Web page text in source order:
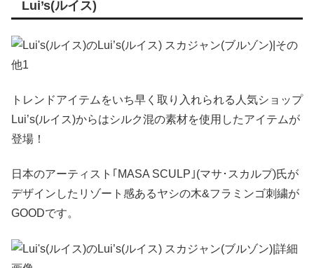
Lui’s(ルイス)
トレンドアイテムをいち早く取り入れられる人気ショップ
Lui’s(ルイス)からはシルク混の素材を使用したアイテムが
登場！
日本のアーティスト｢MASA SCULP｣(マサ･スカルプ)氏が
デザインしたリゾート感あるヤシの木&フラミンゴ刺繍が
GOODです。